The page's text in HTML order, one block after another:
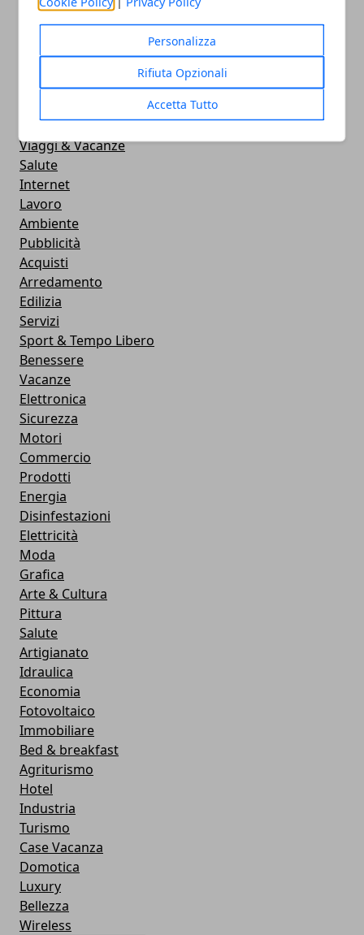
Personalizza
Rifiuta Opzionali
Accetta Tutto
Eventi
Viaggi & Vacanze
Salute
Internet
Lavoro
Ambiente
Pubblicità
Acquisti
Arredamento
Edilizia
Servizi
Sport & Tempo Libero
Benessere
Vacanze
Elettronica
Sicurezza
Motori
Commercio
Prodotti
Energia
Disinfestazioni
Elettricità
Moda
Grafica
Arte & Cultura
Pittura
Salute
Artigianato
Idraulica
Economia
Fotovoltaico
Immobiliare
Bed & breakfast
Agriturismo
Hotel
Industria
Turismo
Case Vacanza
Domotica
Luxury
Bellezza
Wireless